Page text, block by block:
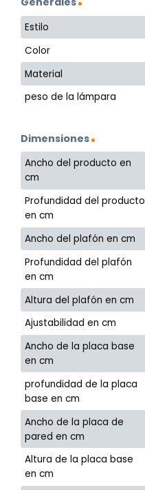
Estilo
Color
Material
peso de la lámpara
Dimensiones
Ancho del producto en
cm
Profundidad del producto
en cm
Ancho del plafón en cm
Profundidad del plafón
en cm
Altura del plafón en cm
Ajustabilidad en cm
Ancho de la placa base
en cm
profundidad de la placa
base en cm
Ancho de la placa de
pared en cm
Altura de la placa base
en cm